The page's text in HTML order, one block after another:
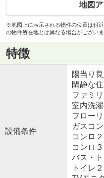
地図ア
※地図上に表示される物件の位置は付
の物件所在地とは異なる場合がございま
特徴
設備条件
陽当り
閑静な
ファミ
室内洗
フロー
ガスコン
コンロ
コンロ
バス・
トイレ